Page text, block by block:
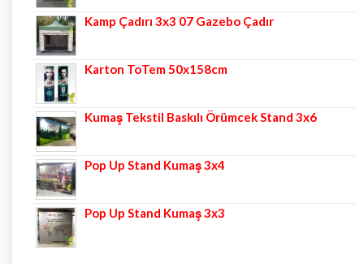
Kamp Çadırı 3x3 07 Gazebo Çadır
Karton ToTem 50x158cm
Kumaş Tekstil Baskılı Örümcek Stand 3x6
Pop Up Stand Kumaş 3x4
Pop Up Stand Kumaş 3x3